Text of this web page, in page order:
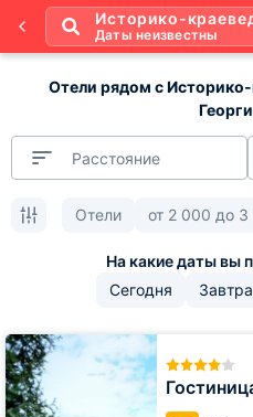
Даты неизвестны
Отели рядом с
Расстояние
Отели от 2 000 до 3
Сегодня Завтра
Гостиница
Усадьба